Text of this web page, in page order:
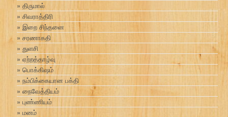
திருமால்
சிவராத்திரி
இறை சிந்தனை
சரணாகதி
துளசி
ஏற்றத்தாழ்வு
பொக்கிஷம்
நம்பிக்கையான பக்தி
நைவேத்தியம்
புண்ணியம்
மனம்